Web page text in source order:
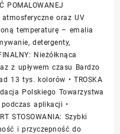
POMALOWANEJ
atmosferyczne oraz UV
temperaturę – emalia
detergenty,
Nieżółknąca
z upływem czasu Bardzo
13 tys. kolorów • TROSKA
Polskiego Towarzystwa
aplikacji •
STOSOWANIA: Szybki
i przyczepność do